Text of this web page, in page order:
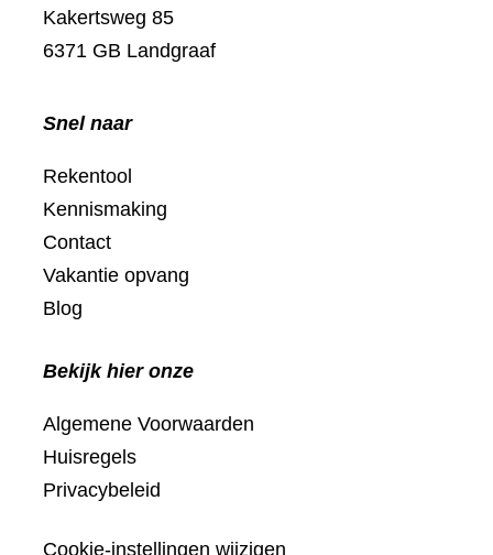
Kakertsweg 85
6371 GB Landgraaf
Snel naar
Rekentool
Kennismaking
Contact
Vakantie opvang
Blog
Bekijk hier onze
Algemene Voorwaarden
Huisregels
Privacybeleid
Cookie-instellingen wijzigen